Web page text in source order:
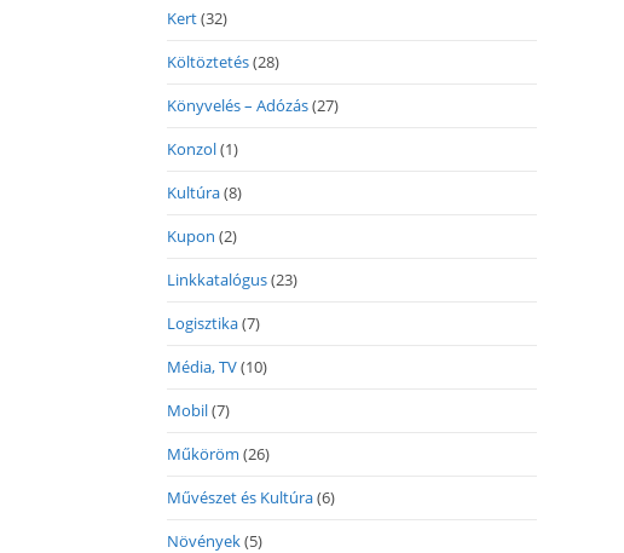
Kert(32)
Költöztetés(28)
Könyvelés – Adózás(27)
Konzol(1)
Kultúra(8)
Kupon (2)
Linkkatalógus(23)
Logisztika(7)
Média, TV(10)
Mobil(7)
Műköröm (26)
Művészet és Kultúra(6)
Növények(5)